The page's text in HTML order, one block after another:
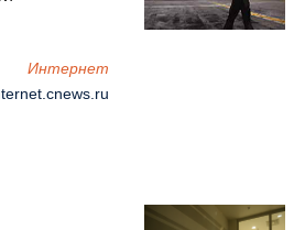
Интернет